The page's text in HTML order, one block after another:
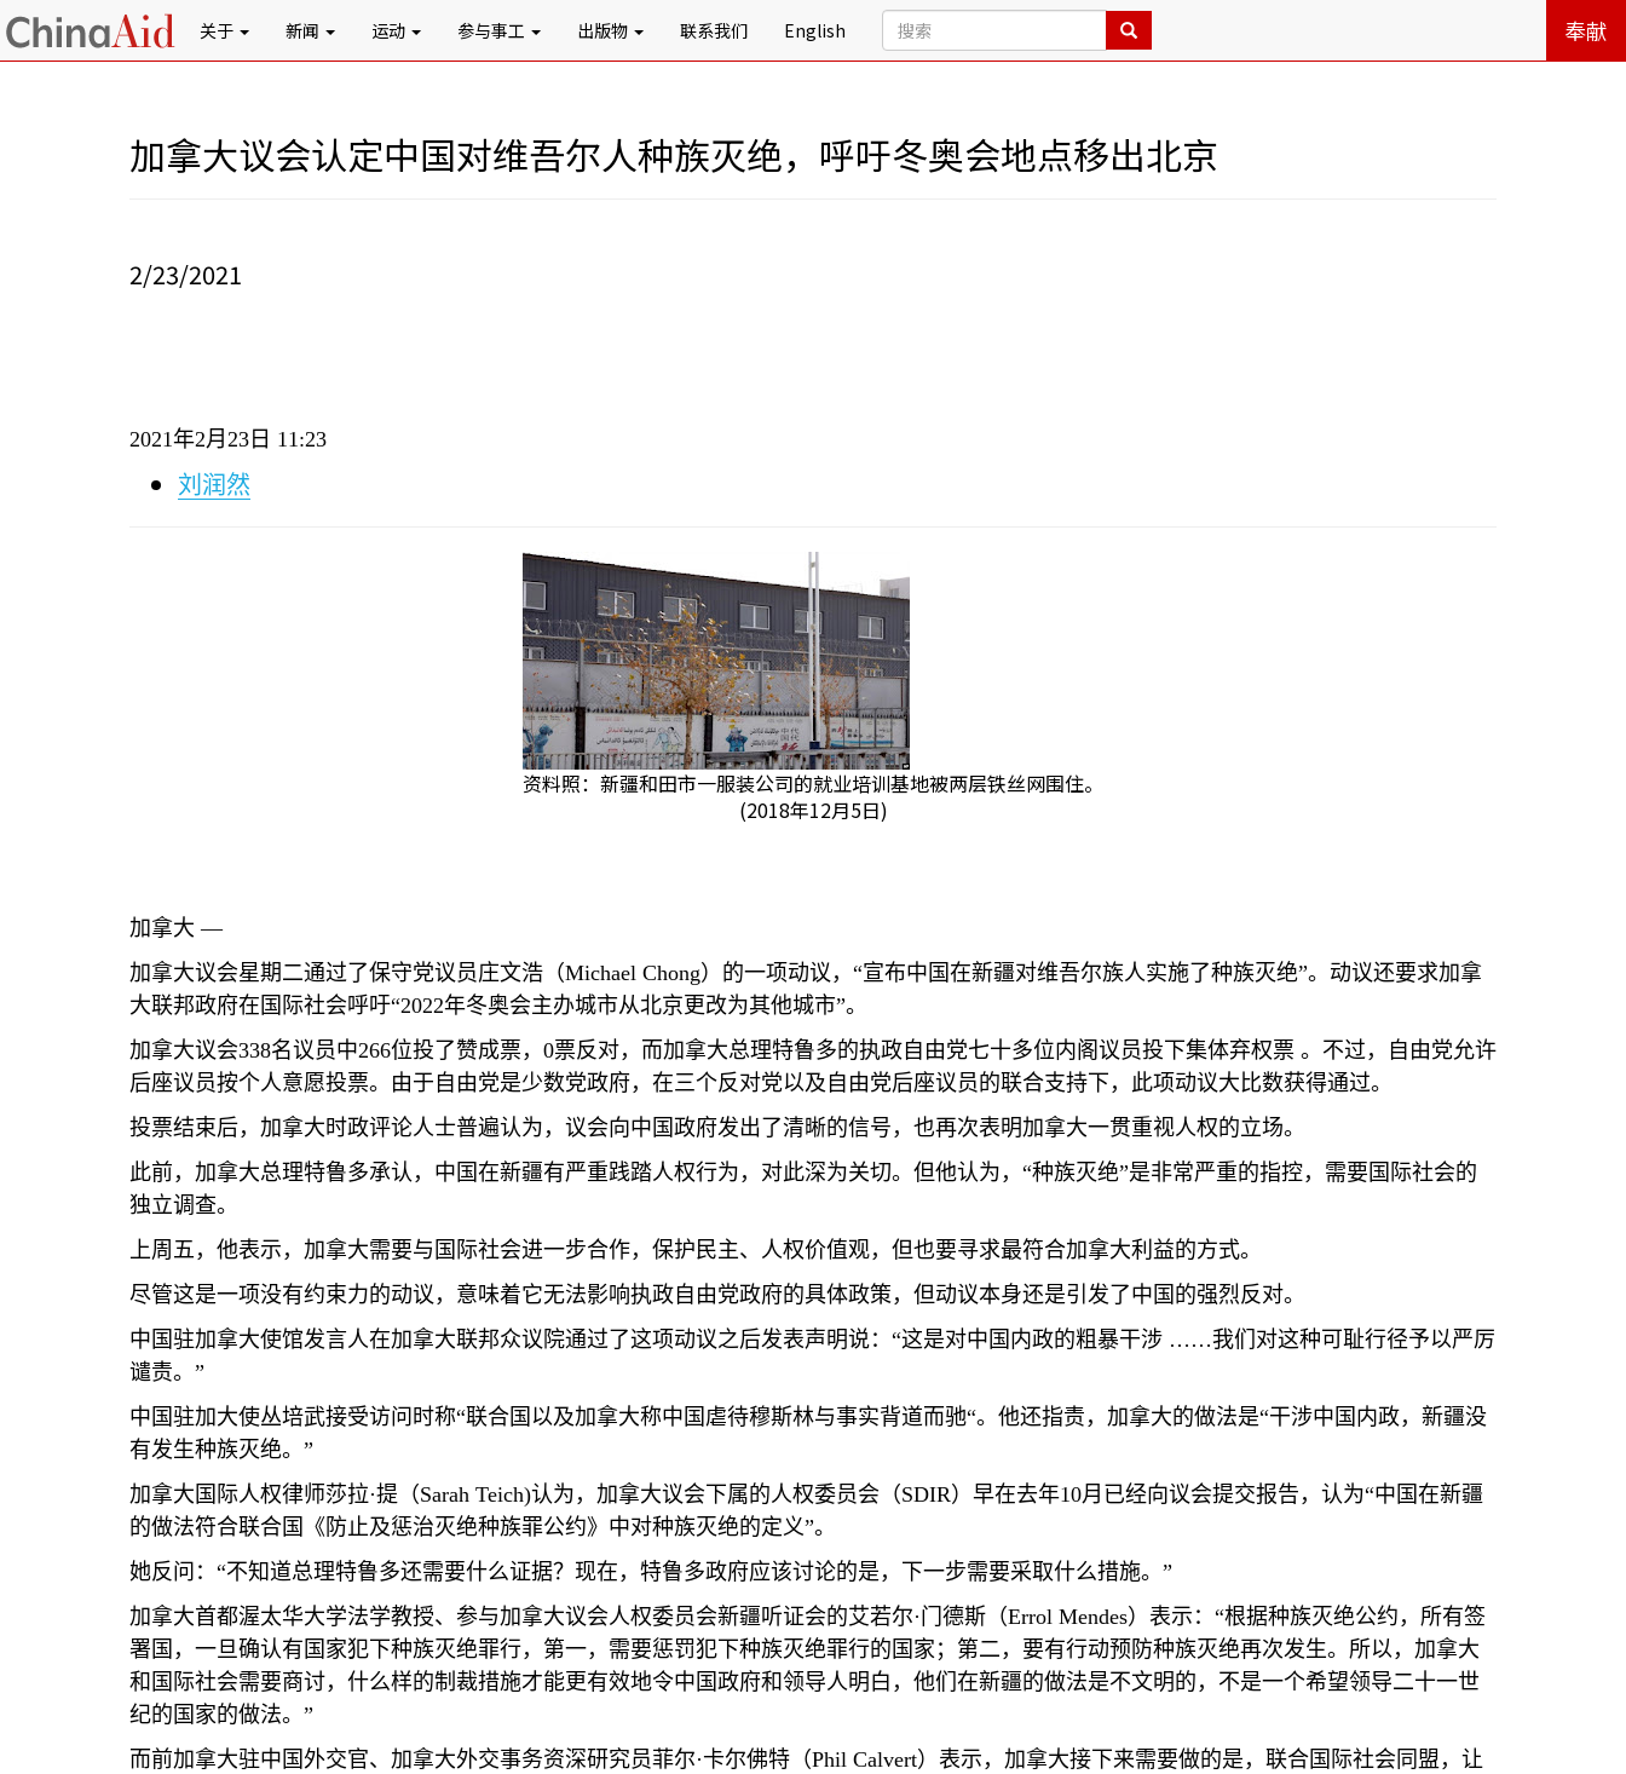
关于 新闻 运动 参与事工 出版物 联系我们 English 奉献
加拿大议会认定中国对维吾尔人种族灭绝，呼吁冬奥会地点移出北京
2/23/2021
2021年2月 23 日 11:23
刘润然
资料照：新疆和田市一服装公司的就业培训基地被两层铁丝网围住。
(2018年12月5日)
加拿大 —
加拿大议会星期二通过了保守党议员庄文浩（Michael Chong）的一项动议，“宣布中国在新疆对维吾尔族人实施了种族灭绝”。动议还要求加拿
大联邦政府在国际社会呼吁“2022年冬奥会主办城市从北京更改为其他城市”。
加拿大议会338名议员中266位投了赞成票， 0票反对，而加拿大总理特鲁多的执政自由党七十多位内阁议员投下集体弃权票 。不过，自由党允许
后座议员按个人意愿投票。由于自由党是少数党政府，在三个反对党以及自由党后座议员的联合支持下，此项动议大比数获得通过。
投票结束后，加拿大时政评论人士普遍认为，议会向中国政府发出了清晰的信号，也再次表明加拿大一贯重视人权的立场。
此前，加拿大总理特鲁多承认，中国在新疆有严重践踏人权行为，对此深为关切。但他认为，“种族灭绝”是非常严重的指控，需要国际社会的
独立调查。
上周五，他表示，加拿大需要与国际社会进一步合作，保护民主、人权价值观，但也要寻求最符合加拿大利益的方式。
尽管这是一项没有约束力的动议，意味着它无法影响执政自由党政府的具体政策，但动议本身还是引发了中国的强烈反对。
中国驻加拿大使馆发言人在加拿大联邦众议院通过了这项动议之后发表声明说：“这是对中国内政的粗暴干涉 ……我们对这种可耻行径予以严厉
谴责。”
中国驻加大使丛培武接受访问时称“联合国以及加拿大称中国虐待穆斯林与事实背道而驰“。他还指责，加拿大的做法是“干涉中国内政，新疆没
有发生种族灭绝。”
加拿大国际人权律师莎拉·提（Sarah Teich)认为，加拿大议会下属的人权委员会（SDIR）早在去年10月已经向议会提交报告，认为“中国在新疆
的做法符合联合国《防止及惩治灭绝种族罪公约》中对种族灭绝的定义”。
她反问：“不知道总理特鲁多还需要什么证据？现在，特鲁多政府应该讨论的是，下一步需要采取什么措施。”
加拿大首都渥太华大学法学教授、参与加拿大议会人权委员会新疆听证会的艾若尔·门德斯（Errol Mendes）表示：“根据种族灭绝公约，所有签
署国，一旦确认有国家犯下种族灭绝罪行，第一，需要惩罚犯下种族灭绝罪行的国家；第二，要有行动预防种族灭绝再次发生。所以，加拿大
和国际社会需要商讨，什么样的制裁措施才能更有效地令中国政府和领导人明白，他们在新疆的做法是不文明的，不是一个希望领导二十一世
纪的国家的做法。”
而前加拿大驻中国外交官、加拿大外交事务资深研究员菲尔·卡尔佛特（Phil Calvert）表示，加拿大接下来需要做的是，联合国际社会同盟，让